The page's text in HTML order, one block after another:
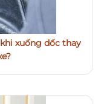
xuống dốc thay